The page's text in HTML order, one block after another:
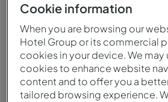
Ordenar por
Enviar
1
Cookie information
When you are browsing our
Hotel Group or its commercial
cookies in your device. We may
cookies to enhance website
content and to offer you a
tailored browsing experience.